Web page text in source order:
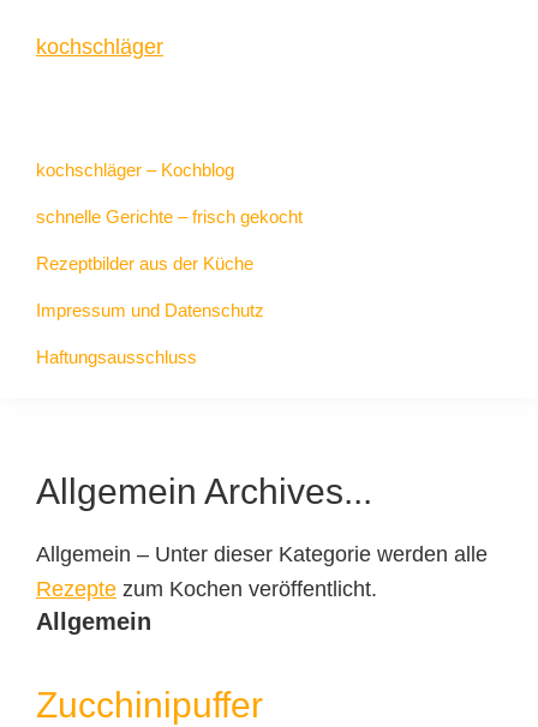
Hauptnavigation
Inhalt
Seitenspalte
kochschläger
kochschläger – Kochblog
schnelle Gerichte – frisch gekocht
Rezeptbilder aus der Küche
Impressum und Datenschutz
Haftungsausschluss
Allgemein Archives...
Allgemein – Unter dieser Kategorie werden alle
Rezepte zum Kochen veröffentlicht.
Allgemein
Zucchinipuffer